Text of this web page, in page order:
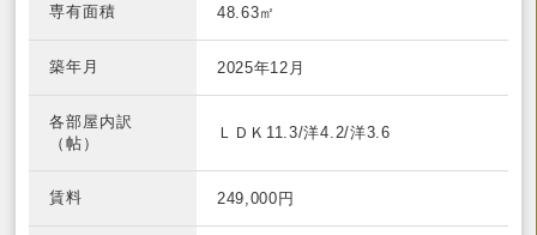
専有面積 48.63㎡
築年月 2025年12月
各部屋内訳
（帖）
ＬＤＫ11.3/洋4.2/洋3.6
賃料 249,000円